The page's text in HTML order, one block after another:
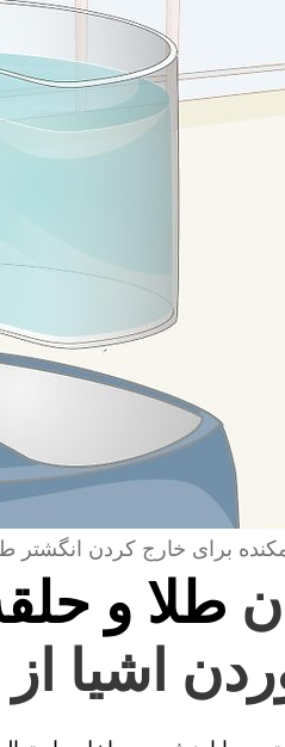
مکنده برای خارج کردن انگشتر
طلا و
اشیا